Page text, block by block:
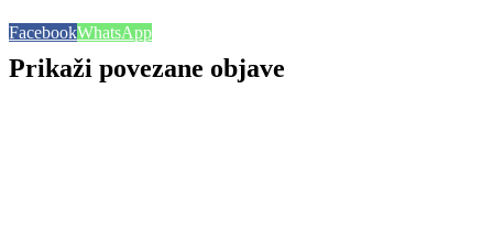
FacebookWhatsApp
Prikaži povezane objave